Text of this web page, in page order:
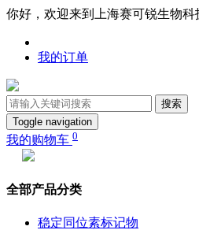
你好，欢迎来到上海赛可锐生物科
我的订单
搜索
Toggle navigation
我的购物车 0
全部产品分类
稳定同位素标记物